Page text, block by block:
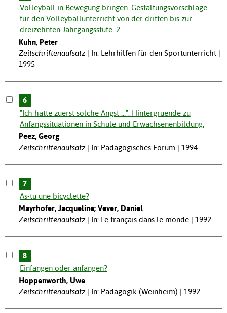
Volleyball in Bewegung bringen. Gestaltungsvorschläge
für den Volleyballunterricht von der dritten bis zur
dreizehnten Jahrgangsstufe. 2.
Kuhn, Peter
Zeitschriftenaufsatz
In: Lehrhilfen für den Sportunterricht |
1995
6
"Ich hatte zuerst solche Angst ...". Hintergruende zu
Anfangssituationen in Schule und Erwachsenenbildung.
Peez, Georg
Zeitschriftenaufsatz
In: Pädagogisches Forum | 1994
7
As-tu une bicyclette?
Mayrhofer, Jacqueline; Vever, Daniel
Zeitschriftenaufsatz
In: Le français dans le monde | 1992
8
Einfangen oder anfangen?
Hoppenworth, Uwe
Zeitschriftenaufsatz
In: Pädagogik (Weinheim) | 1992